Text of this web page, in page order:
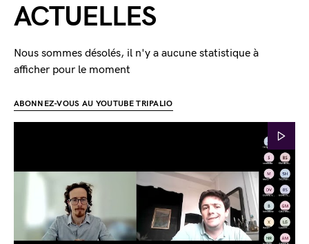
ACTUELLES
Nous sommes désolés, il n'y a aucune statistique à
afficher pour le moment
ABONNEZ-VOUS AU YOUTUBE TRIPALIO